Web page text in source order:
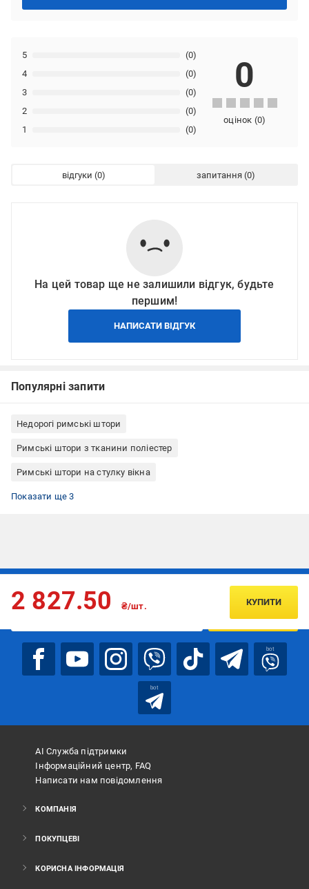
1 (0)
2 (0)
3 (0)
4 (0)
5 (0)
0
оцінок (0)
відгуки запитання
На цей товар ще не залишили відгук, будьте
першим!
НАПИСАТИ ВІДГУК
Популярні запити
Недорогі римські штори
Римські штори з тканини поліестер
Римські штори на стулку вікна
Римські штори кріплення до стелі
Римські штори кріплення до стіни
Римські штори Rollotex
Показати ще 3
2 827.50 ₴/шт. КУПИТИ
Підписуйтесь, щоб дізнаватись першим про акції та пропозиції
ПІДПИСАТИСЯ
bot
bot
АІ Служба підтримки
Інформаційний центр, FAQ
Написати нам повідомлення
КОМПАНІЯ
ПОКУПЦЕВІ
КОРИСНА ІНФОРМАЦІЯ